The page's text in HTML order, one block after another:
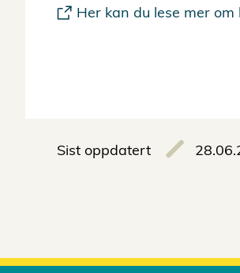
Her kan du lese mer
Sist oppdatert